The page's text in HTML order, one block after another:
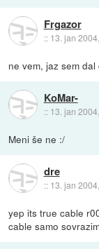
Frgazor
:: 13. jan
ne vem, jaz sem
KoMar-
:: 13. jan
Meni še ne :/
dre
:: 13. jan
yep its true cable
cable samo